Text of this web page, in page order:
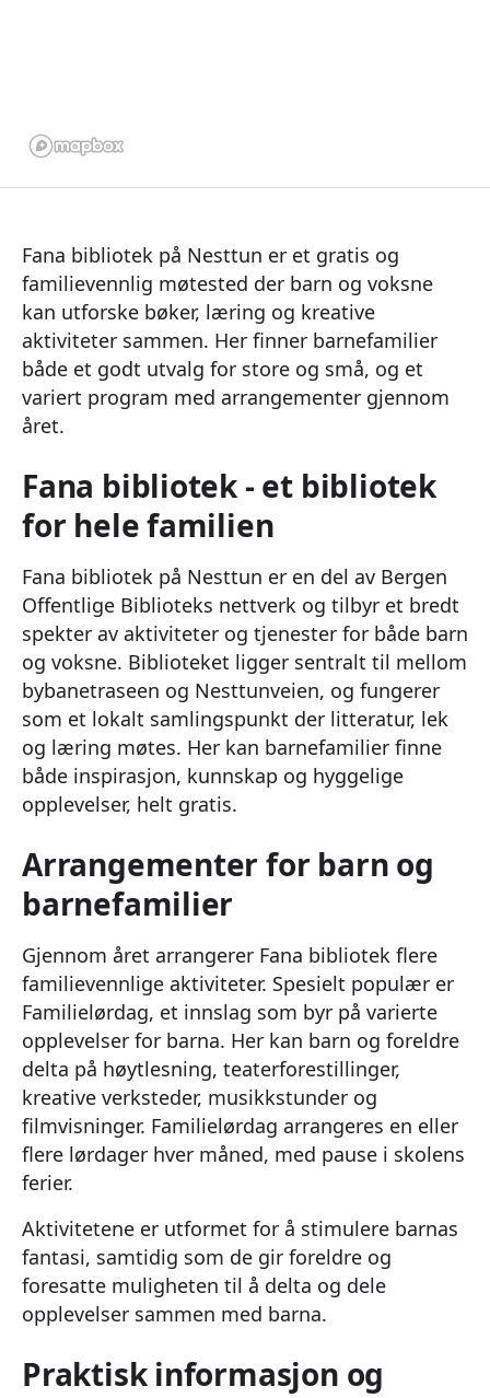
Fana bibliotek på Nesttun er et gratis og
familievennlig møtested der barn og voksne
kan utforske bøker, læring og kreative
aktiviteter sammen. Her finner barnefamilier
både et godt utvalg for store og små, og et
variert program med arrangementer gjennom
året.
Fana bibliotek - et bibliotek
for hele familien
Fana bibliotek på Nesttun er en del av Bergen
Offentlige Biblioteks nettverk og tilbyr et bredt
spekter av aktiviteter og tjenester for både barn
og voksne. Biblioteket ligger sentralt til mellom
bybanetraseen og Nesttunveien, og fungerer
som et lokalt samlingspunkt der litteratur, lek
og læring møtes. Her kan barnefamilier finne
både inspirasjon, kunnskap og hyggelige
opplevelser, helt gratis.
Arrangementer for barn og
barnefamilier
Gjennom året arrangerer Fana bibliotek flere
familievennlige aktiviteter. Spesielt populær er
Familielørdag, et innslag som byr på varierte
opplevelser for barna. Her kan barn og foreldre
delta på høytlesning, teaterforestillinger,
kreative verksteder, musikkstunder og
filmvisninger. Familielørdag arrangeres en eller
flere lørdager hver måned, med pause i skolens
ferier.
Aktivitetene er utformet for å stimulere barnas
fantasi, samtidig som de gir foreldre og
foresatte muligheten til å delta og dele
opplevelser sammen med barna.
Praktisk informasjon og